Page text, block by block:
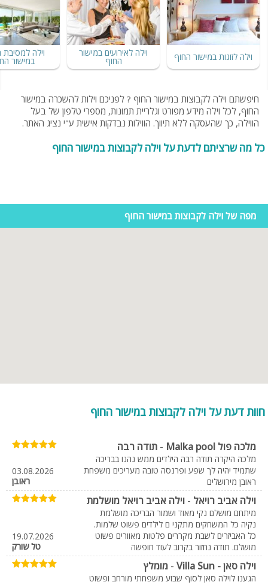
וילה לזוגות במישור החוף וילה לאירועים במישור
החוף
וילה למסיבת
במישור
חיפשתם וילה לקבוצות במישור החוף ? לפניכם וילות להשכרה במישור
החוף, לכל וילה מידע מפורט וגלריית תמונות, מספרי טלפון של בעל
הווילה, כך שהעסקה ללא תיווך. הווילות נבדקות אישית ע"י נציג האתר.
כל מה שרציתם לדעת על וילה לקבוצות במישור החוף
מפה של וילה לקבוצות במישור החוף
חוות דעת על וילה לקבוצות במישור החוף
מלכה פול Malka pool - תודה רבה
מלכה היקרה תודה רבה הילדים ממש נהנו בבריכה
שתמיד יהיה לך שפע ופרנסה טובה מעריכים משפחת
ראובן מירושלים
03.08.2026
ראובן
וילה אביב רויאל - וילה אביב רויאל מושלמת
מיתחם מושלם נקי מאוד ושמור הבריכה מושלמת
נקיה כל המשחקים מתקני ם לילדים פשוט שלמות.
כל האביזרים לשבת מקררים פלטות מאוורים פשוט
מושלם. תודה נחזור בקרוב לעוד חופשה
19.07.2026
טל שורק
וילה סאן - Villa Sun - מומלץ
הגענו לוילה סאן לסוף שבוע משפחתי מורחב ופשוט